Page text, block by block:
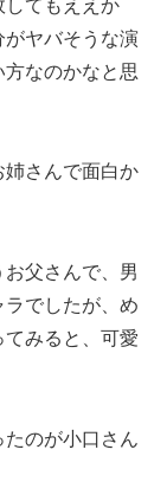
してもええか
がヤバそうな演
なのかなと思
さんで面白か
父さんで、男
でしたが、め
みると、可愛
のが小口さん